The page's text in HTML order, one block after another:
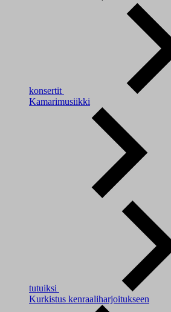
konsertit
Kamarimusiikki
tutuiksi
Kurkistus kenraaliharjoitukseen